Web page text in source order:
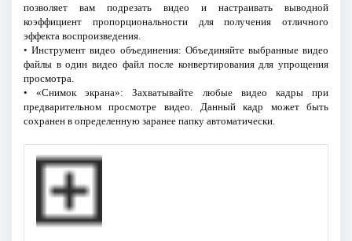
позволяет вам подрезать видео и настраивать выводной
коэффициент пропорциональности для получения отличного
эффекта воспроизведения.
• Инструмент видео объединения: Объединяйте выбранные видео
файлы в один видео файл после конвертирования для упрощения
просмотра.
• «Снимок экрана»: Захватывайте любые видео кадры при
предварительном просмотре видео. Данный кадр может быть
сохранен в определенную заранее папку автоматически.